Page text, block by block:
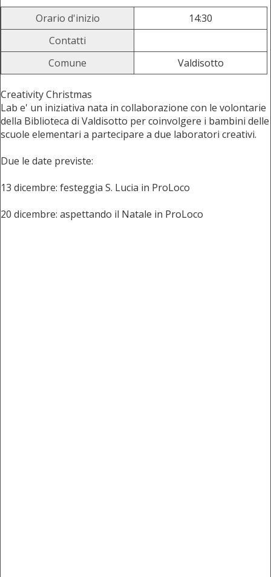
Orario d'inizio
14:30
Contatti
Comune
Valdisotto
Creativity Christmas
Lab e' un iniziativa nata in collaborazione con le volontarie
della Biblioteca di Valdisotto per coinvolgere i bambini delle
scuole elementari a partecipare a due laboratori creativi.
Due le date previste:
13 dicembre: festeggia S. Lucia in ProLoco
20 dicembre: aspettando il Natale in ProLoco